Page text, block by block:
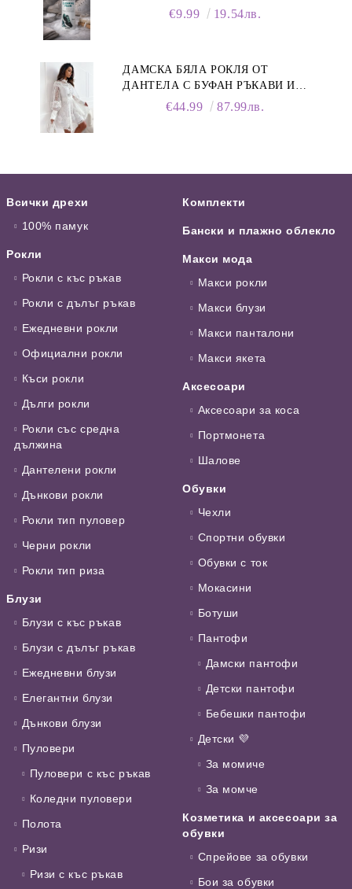
ПЯНА ЗА ОБУВКИ, 150 МЛ
€9.99 19.54лв.
ДАМСКА БЯЛА РОКЛЯ ОТ
ДАНТЕЛА С БУФАН РЪКАВИ И
€44.99 87.99лв.
Всички дрехи
100% памук
Рокли
Рокли с къс ръкав
Рокли с дълъг ръкав
Ежедневни рокли
Официални рокли
Къси рокли
Дълги рокли
Рокли със средна
дължина
Дантелени рокли
Дънкови рокли
Рокли тип пуловер
Черни рокли
Рокли тип риза
Блузи
Блузи с къс ръкав
Блузи с дълъг ръкав
Ежедневни блузи
Елегантни блузи
Дънкови блузи
Пуловери
Пуловери с къс ръкав
Коледни пуловери
Полота
Ризи
Ризи с къс ръкав
Комплекти
Бански и плажно облекло
Макси мода
Макси рокли
Макси блузи
Макси панталони
Макси якета
Аксесоари
Аксесоари за коса
Портмонета
Шалове
Обувки
Чехли
Спортни обувки
Обувки с ток
Мокасини
Ботуши
Пантофи
Дамски пантофи
Детски пантофи
Бебешки пантофи
Детски 💜
За момиче
За момче
Козметика и аксесоари за
обувки
Спрейове за обувки
Бои за обувки